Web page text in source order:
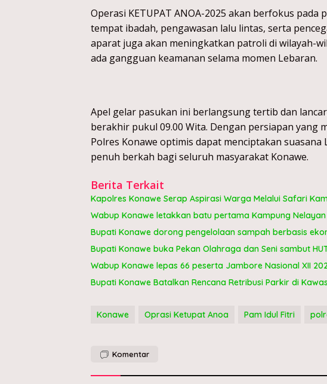
Operasi KETUPAT ANOA-2025 akan berfokus
tempat ibadah, pengawasan lalu lintas, serta
aparat juga akan meningkatkan patroli di wilayah-
ada gangguan keamanan selama momen Lebaran.
Apel gelar pasukan ini berlangsung tertib dan
berakhir pukul 09.00 Wita. Dengan persiapan yang
Polres Konawe optimis dapat menciptakan suasana
penuh berkah bagi seluruh masyarakat Konawe.
Berita Terkait
Kapolres Konawe Serap Aspirasi Warga Melalui Safari
Wabup Konawe letakkan batu pertama Kampung
Bupati Konawe dorong pengelolaan sampah berbasis
Bupati Konawe buka Pekan Olahraga dan Seni sambut
Wabup Konawe lepas 66 peserta Jambore Nasional XII
Bupati Konawe Batalkan Rencana Retribusi Parkir di
Konawe Oprasi Ketupat Anoa Pam Idul Fitri
Komentar